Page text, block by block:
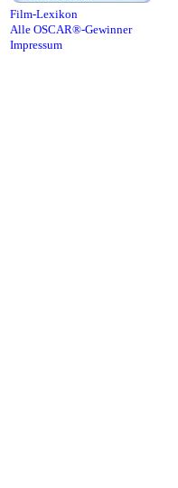
Film-Lexikon
Alle OSCAR®-Gewinner
Impressum